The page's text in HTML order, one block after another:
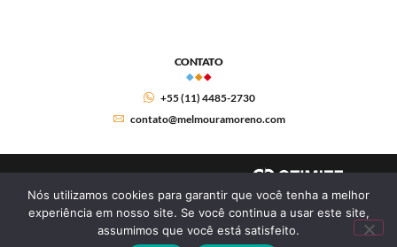
CONTATO
+55 (11) 4485-2730
contato@melmouramoreno.com
Nós utilizamos cookies para garantir que você tenha a melhor
experiência em nosso site. Se você continua a usar este site,
assumimos que você está satisfeito.